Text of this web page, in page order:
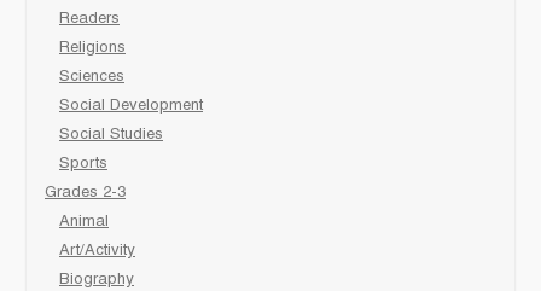
Readers
Religions
Sciences
Social Development
Social Studies
Sports
Grades 2-3
Animal
Art/Activity
Biography